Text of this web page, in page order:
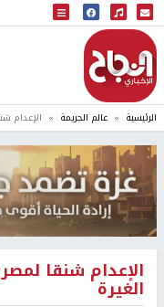
البث المباشر
إذاعة النجاح
الرئيسية عالم الجريمة الإعدام
الإعدام شنقا
الغيرة